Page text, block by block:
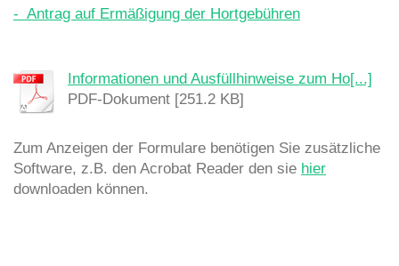
- Antrag auf Ermäßigung der Hortgebühren
Informationen und Ausfüllhinweise zum Ho[...]
PDF-Dokument [251.2 KB]
Zum Anzeigen der Formulare benötigen Sie zusätzliche
Software, z.B. den Acrobat Reader den sie hier
downloaden können.